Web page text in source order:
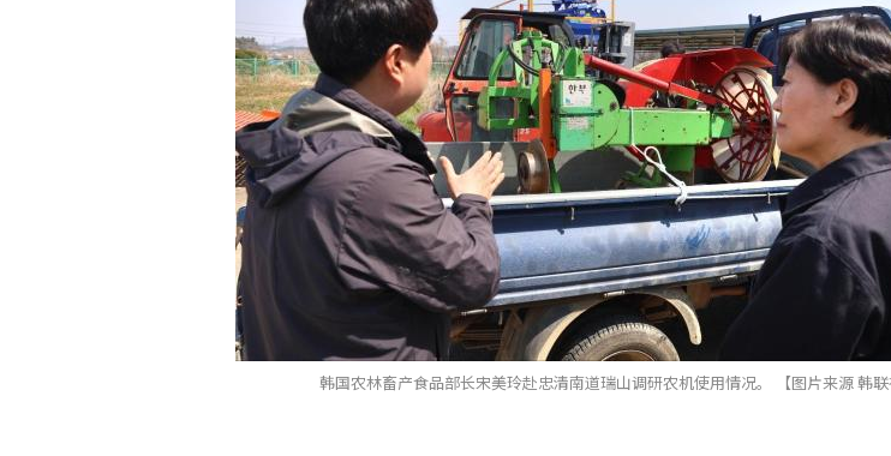
韩国农林畜产食品部长宋美玲赴忠清南道瑞山调研农机使用情况。 【图片来源 韩联